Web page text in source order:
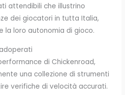
attendibili che illustrino
dei giocatori in tutta Italia,
la loro autonomia di gioco.
di Chickenroad,
una collezione di strumenti
verifiche di velocità accurati.